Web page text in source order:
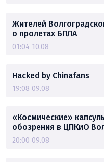
Жителей
о пролетах БПЛА
01:04 10.08
Hacked by Chinafans
19:08 09.08
«Космические»
обозрения в ЦПКиО
20:00 09.08